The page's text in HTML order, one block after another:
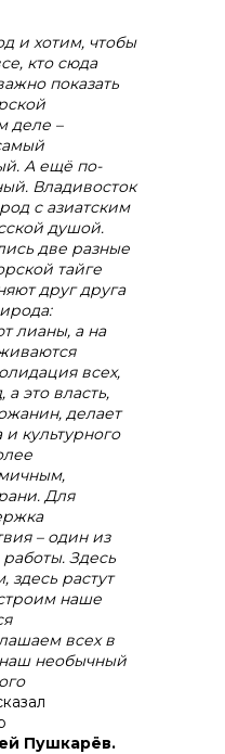
и хотим, чтобы
кто сюда
показать
деле –
А ещё по-
Владивосток
с азиатским
душой.
две разные
тайге
друг друга
лианы, а на
всех,
это власть,
делает
культурного
Для
– один из
Здесь
растут
наше
всех в
необычный
Пушкарёв.